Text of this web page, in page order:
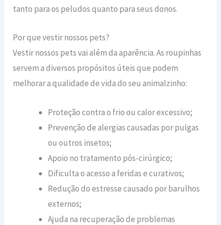
tanto para os peludos quanto para seus donos.
Por que vestir nossos pets?
Vestir nossos pets vai além da aparência. As roupinhas
servem a diversos propósitos úteis que podem
melhorar a qualidade de vida do seu animalzinho:
Proteção contra o frio ou calor excessivo;
Prevenção de alergias causadas por pulgas
ou outros insetos;
Apoio no tratamento pós-cirúrgico;
Dificulta o acesso a feridas e curativos;
Redução do estresse causado por barulhos
externos;
Ajuda na recuperação de problemas